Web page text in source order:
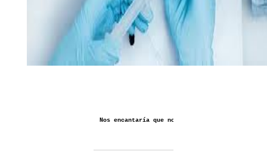
Nos encantaría que nos dejaras aquí tus